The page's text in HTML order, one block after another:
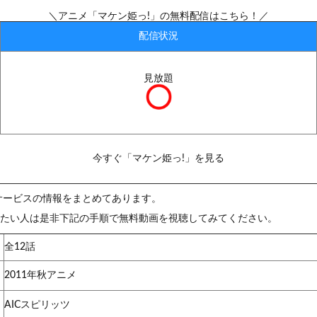
＼アニメ「マケン姫っ!」の無料配信はこちら！／
配信状況
見放題
今すぐ「マケン姫っ!」を見る
ビスの情報をまとめてあります。
人は是非下記の手順で無料動画を視聴してみてください。
全12話
2011年秋アニメ
AICスピリッツ